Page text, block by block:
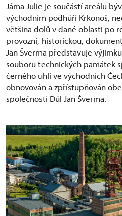
Jáma Julie je součástí areálu
východním podhůří Krkonoš,
většina dolů v dané oblasti po
provozní, historickou,
Jan Šverma představuje
souboru technických památek
černého uhlí ve východních
obnovován a zpřístupňován
společností Důl Jan Šverma.